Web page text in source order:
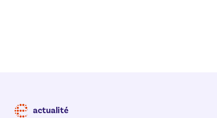
actualité